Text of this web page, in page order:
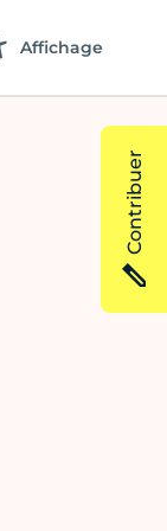
Affichage
Contribuer